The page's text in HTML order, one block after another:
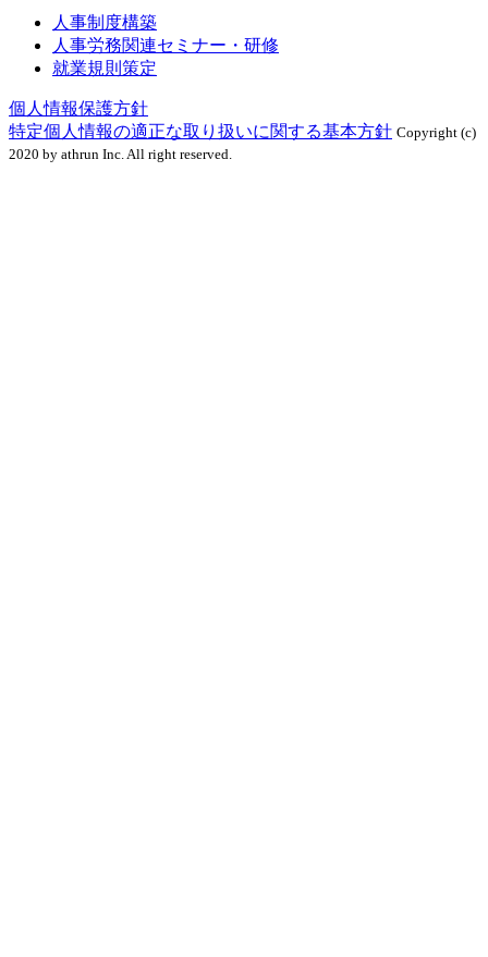
人事制度構築
人事労務関連セミナー・研修
就業規則策定
個人情報保護方針
特定個人情報の適正な取り扱いに関する基本方針 Copyright (c)
2020 by athrun Inc. All right reserved.